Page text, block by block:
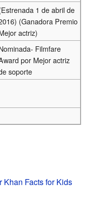
1 de abril de
(Ganadora Premio
actriz)
Filmfare
por Mejor actriz
soporte
Khan Facts for Kids